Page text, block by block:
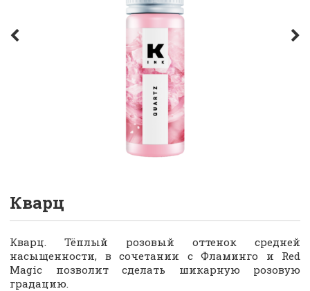
Кварц
Кварц. Тёплый розовый оттенок средней
насыщенности, в сочетании с Фламинго и Red
Magic позволит сделать шикарную розовую
градацию.